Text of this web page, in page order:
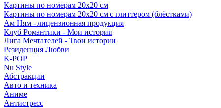
Картины по номерам 20х20 см
Картины по номерам 20х20 см с глиттером (блёстками)
Ам Ням - лицензионная продукция
Клуб Романтики - Мои истории
Лига Мечтателей - Твои истории
Резиденция Любви
K-POP
Nu Style
Абстракции
Авто и техника
Аниме
Антистресс